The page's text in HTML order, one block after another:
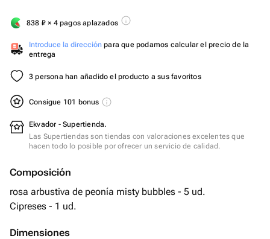
838 ₽ × 4 pagos aplazados
Introduce la dirección para que podamos calcular el precio de la
entrega
3 persona han añadido el producto a sus favoritos
Consigue 101 bonus
Ekvador - Supertienda.
Las Supertiendas son tiendas con valoraciones excelentes que
hacen todo lo posible por ofrecer un servicio de calidad.
Composición
rosa arbustiva de peonía misty bubbles - 5 ud.
Cipreses - 1 ud.
Dimensiones